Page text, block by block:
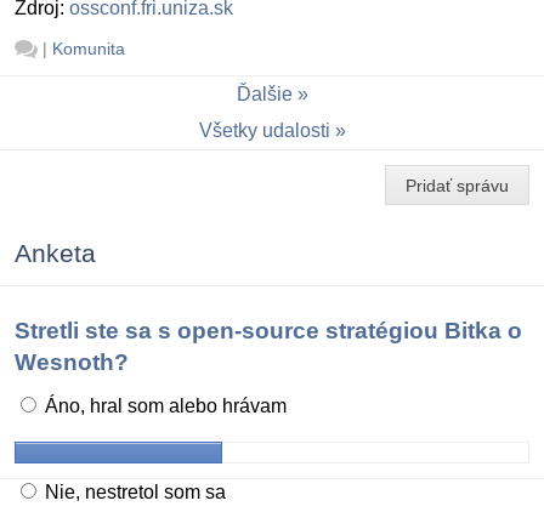
Zdroj: ossconf.fri.uniza.sk
| Komunita
Ďalšie
Všetky udalosti
Pridať správu
Anketa
Stretli ste sa s open-source stratégiou Bitka o
Wesnoth?
Áno, hral som alebo hrávam
Nie, nestretol som sa